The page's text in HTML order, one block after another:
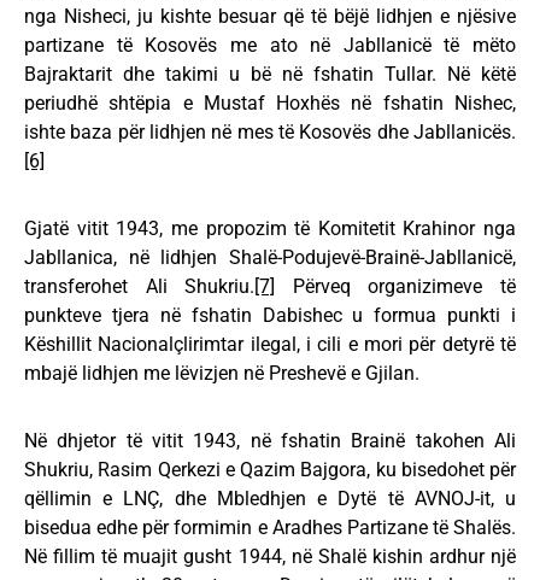
nga Nisheci, ju kishte besuar që të bëjë lidhjen e njësive
partizane të Kosovës me ato në Jabllanicë të mëto
Bajraktarit dhe takimi u bë në fshatin Tullar. Në këtë
periudhë shtëpia e Mustaf Hoxhës në fshatin Nishec,
ishte baza për lidhjen në mes të Kosovës dhe Jabllanicës.
[6]
Gjatë vitit 1943, me propozim të Komitetit Krahinor nga
Jabllanica, në lidhjen Shalë-Podujevë-Brainë-Jabllanicë,
transferohet Ali Shukriu.[7]
Përveq organizimeve të
punkteve tjera në fshatin Dabishec u formua punkti i
Këshillit Nacionalçlirimtar ilegal, i cili e mori për detyrë të
mbajë lidhjen me lëvizjen në Preshevë e Gjilan.
Në dhjetor të vitit 1943, në fshatin Brainë takohen Ali
Shukriu, Rasim Qerkezi e Qazim Bajgora, ku bisedohet për
qëllimin e LNÇ, dhe Mbledhjen e Dytë të AVNOJ-it, u
bisedua edhe për formimin e Aradhes Partizane të Shalës.
Në fillim të muajit gusht 1944, në Shalë kishin ardhur një